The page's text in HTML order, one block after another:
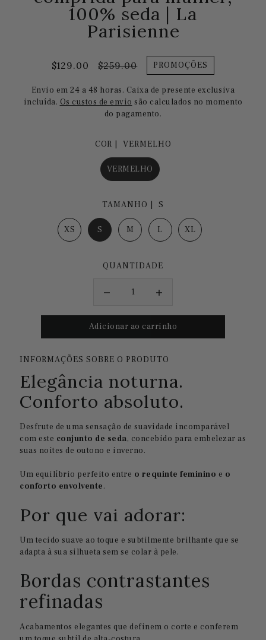
100% seda | La
Parisienne
$129.00 $259.00 PROMOÇÕES
Envio em 24 a 48 horas. Caixa de presente exclusiva
incluída. Os custos de envio são calculados no momento
do pagamento.
COR | VERMELHO
VERMELHO
TAMANHO | S
XS S M L XL
QUANTIDADE
INFORMAÇÕES SOBRE O PRODUTO
Elegância noturna.
Conforto absoluto.
Desfrute de uma sensação de suavidade incomparável
com este conjunto de seda, concebido para embelezar as
suas noites de outono e inverno.
Um equilíbrio perfeito entre o requinte feminino e o
conforto envolvente.
Por que vai adorar:
Um tecido suave ao toque e subtilmente brilhante que se
adapta à sua silhueta sem se colar à pele.
Bordas contrastantes
refinadas
Acabamentos elegantes que definem o corte e conferem